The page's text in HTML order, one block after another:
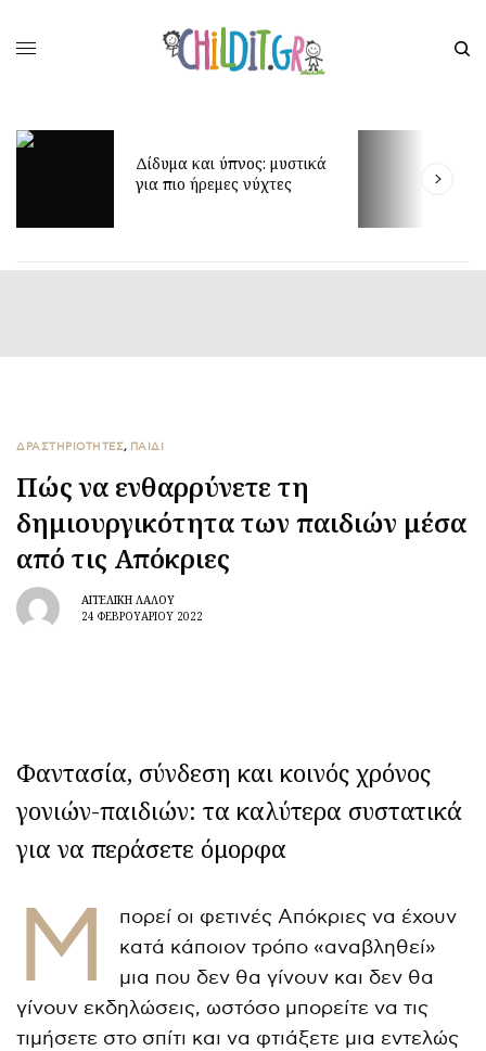
Δίδυμα και ύπνος: μυστικά
για πιο ήρεμες νύχτες
ΔΡΑΣΤΗΡΙΟΤΗΤΕΣ, ΠΑΙΔΙ
Πώς να ενθαρρύνετε τη
δημιουργικότητα των παιδιών μέσα
από τις Απόκριες
ΑΓΓΕΛΙΚΉ ΛΆΛΟΥ
24 ΦΕΒΡΟΥΑΡΊΟΥ 2022
Φαντασία, σύνδεση και κοινός χρόνος
γονιών-παιδιών: τα καλύτερα συστατικά
για να περάσετε όμορφα
Μ
πορεί οι φετινές Απόκριες να έχουν
κατά κάποιον τρόπο «αναβληθεί»
μια που δεν θα γίνουν και δεν θα
γίνουν εκδηλώσεις, ωστόσο μπορείτε να τις
τιμήσετε στο σπίτι και να φτιάξετε μια εντελώς